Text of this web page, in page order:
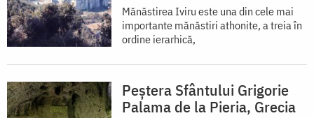
Mănăstirea Iviru este una din cele mai
importante mănăstiri athonite, a treia în
ordine ierarhică,
Peștera Sfântului Grigorie
Palama de la Pieria, Grecia